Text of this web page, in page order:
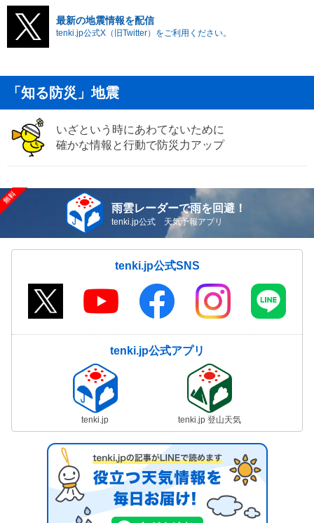
最新の地震情報を配信
tenki.jp公式X（旧Twitter）をご利用ください。
「知る防災」地震
いざという時にあわてないために
確かな情報と行動で防災力アップ
雨雲レーダーで雨を回避！
tenki.jp公式 天気予報アプリ
tenki.jp公式SNS
tenki.jp公式アプリ
tenki.jp tenki.jp 登山天気